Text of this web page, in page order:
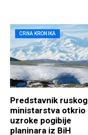
CRNA KRONIKA
Predstavnik ruskog
ministarstva otkrio
uzroke pogibije
planinara iz BiH